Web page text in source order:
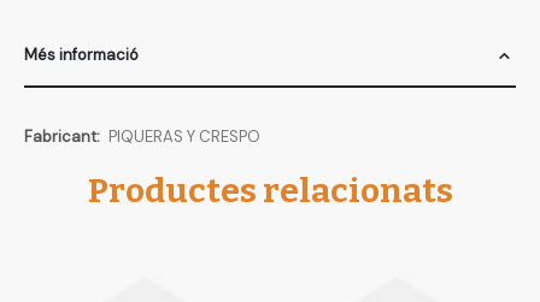
Més informació
Més
PIQUERAS Y CRESPO
Productes relacionats